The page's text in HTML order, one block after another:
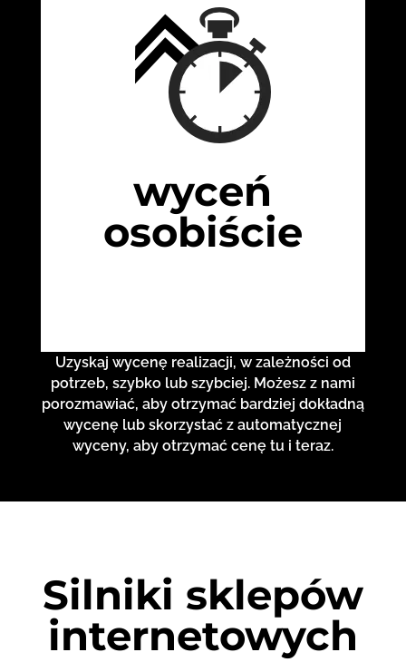
wyceń
osobiście
Uzyskaj wycenę realizacji, w zależności od
potrzeb, szybko lub szybciej. Możesz z nami
porozmawiać, aby otrzymać bardziej dokładną
wycenę lub skorzystać z automatycznej
wyceny, aby otrzymać cenę tu i teraz.
Silniki sklepów
internetowych